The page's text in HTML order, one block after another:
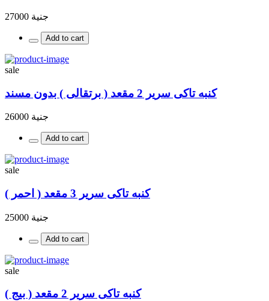
جنية 27000
Add to cart
sale
كنبه تاكى سرير 2 مقعد ( برتقالى ) بدون مسند
جنية 26000
Add to cart
sale
كنبه تاكى سرير 3 مقعد ( احمر )
جنية 25000
Add to cart
sale
كنبه تاكى سرير 2 مقعد ( بيج )